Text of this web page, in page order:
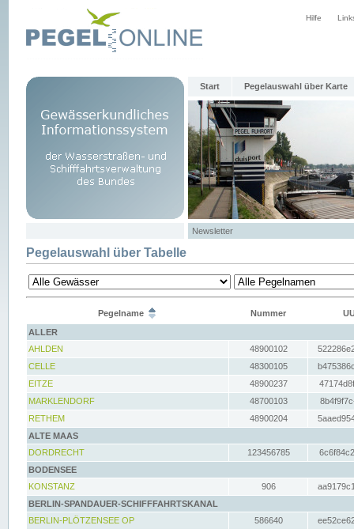
Hilfe
Start Pegelauswahl über Karte
Newsletter
Pegelauswahl über Tabelle
Pegelname Nummer
ALLER
AHLDEN
48900102
CELLE
48300105
EITZE
48900237
MARKLENDORF
48700103
RETHEM
48900204
ALTE MAAS
DORDRECHT
123456785
BODENSEE
KONSTANZ
906
BERLIN-SPANDAUER-SCHIFFFAHRTSKANAL
BERLIN-PLÖTZENSEE OP
586640